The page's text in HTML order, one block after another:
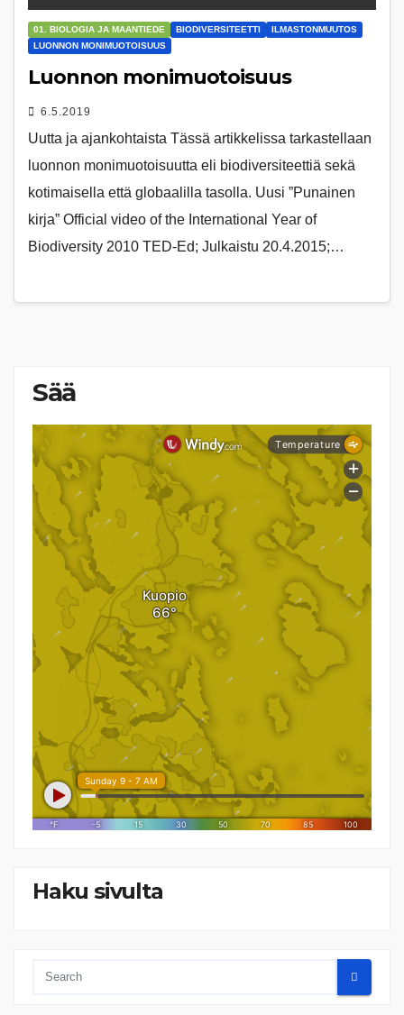
01. BIOLOGIA JA MAANTIEDE BIODIVERSITEETTI
ILMASTONMUUTOS
LUONNON MONIMUOTOISUUS
Luonnon monimuotoisuus
6.5.2019
Uutta ja ajankohtaista Tässä artikkelissa tarkastellaan
luonnon monimuotoisuutta eli biodiversiteettiä sekä
kotimaisella että globaalilla tasolla. Uusi ”Punainen
kirja” Official video of the International Year of
Biodiversity 2010 TED-Ed; Julkaistu 20.4.2015;…
Sää
Haku sivulta